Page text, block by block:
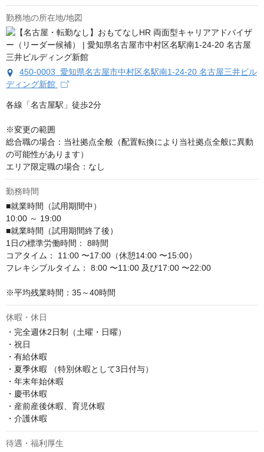
勤務地の所在地/地図
450-0003 愛知県名古屋市中村区名駅南1-24-20 名古屋三井ビル
ディング新館
各線「名古屋駅」徒歩2分
※変更の範囲
総合職の場合：当社拠点全般（配置転換により当社拠点全般に異動
の可能性があります）
エリア限定職の場合：なし
勤務時間
■就業時間（試用期間中）
10:00 ～ 19:00
■就業時間（試用期間終了後）
1日の標準労働時間： 8時間
コアタイム： 11:00 〜17:00（休憩14:00 〜15:00）
フレキシブルタイム： 8:00 〜11:00 及び17:00 〜22:00
※平均残業時間：35～40時間
休暇・休日
・完全週休2日制（土曜・日曜）
・祝日
・有給休暇
・夏季休暇 （特別休暇として3日付与）
・年末年始休暇
・慶弔休暇
・産前産後休暇、育児休暇
・介護休暇
待遇・福利厚生